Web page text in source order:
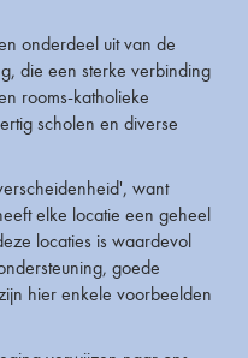
onderdeel uit van de
die een sterke verbinding
rooms-katholieke
scholen en diverse
want
elke locatie een geheel
locaties is waardevol
goede
hier enkele voorbeelden